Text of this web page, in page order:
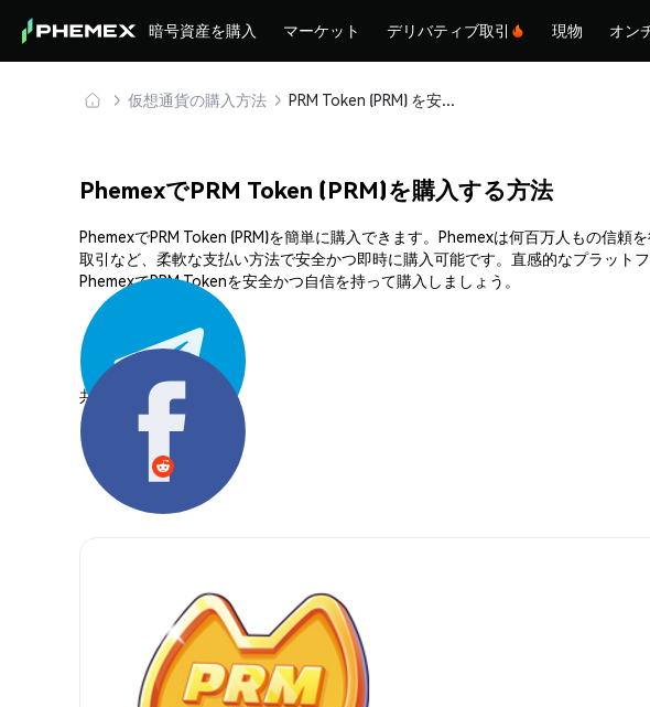
暗号資産を購入 マーケット デリバティブ取引 現物 オン
仮想通貨の購入方法 PRM Token (PRM) を安全に購入・保管
PhemexでPRM Token (PRM)を購入する方法
PhemexでPRM Token (PRM)を簡単に購入できます。Phemexは何百万人もの信
取引など、柔軟な支払い方法で安全かつ即時に購入可能です。直感的なプラット
PhemexでPRM Tokenを安全かつ自信を持って購入しましょう。
共有する: